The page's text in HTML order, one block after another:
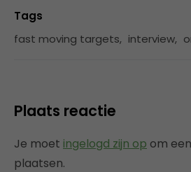
Tags
fast moving targets, interview,
Plaats reactie
Je moet ingelogd zijn op om
plaatsen.